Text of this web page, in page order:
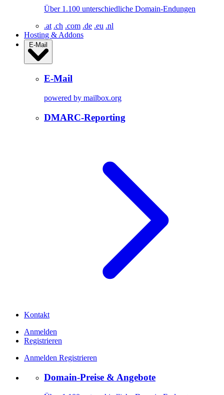
Über 1.100 unterschiedliche Domain-Endungen
.at .ch .com .de .eu .nl
Hosting & Addons
E-Mail
E-Mail
powered by mailbox.org
DMARC-Reporting
Kontakt
Anmelden
Registrieren
Anmelden Registrieren
Domain-Preise & Angebote